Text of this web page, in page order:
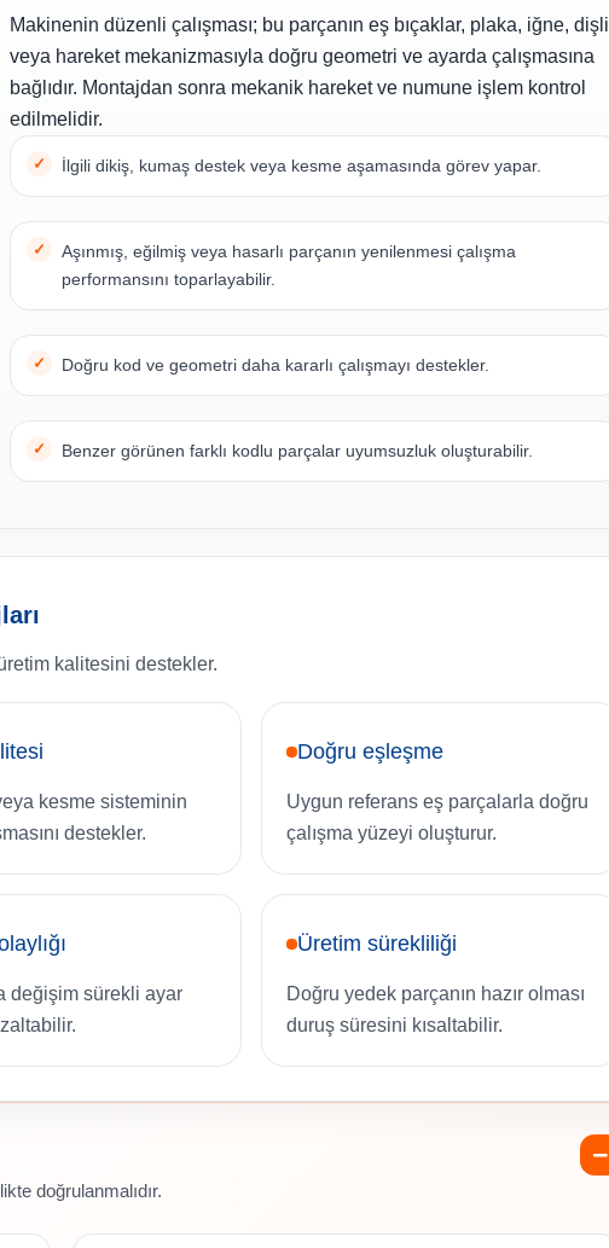
Makinenin düzenli çalışması; bu parçanın eş bıçaklar, plaka, iğne, dişli
veya hareket mekanizmasıyla doğru geometri ve ayarda çalışmasına
bağlıdır. Montajdan sonra mekanik hareket ve numune işlem kontrol
edilmelidir.
İlgili dikiş, kumaş destek veya kesme aşamasında görev yapar.
Aşınmış, eğilmiş veya hasarlı parçanın yenilenmesi çalışma
performansını toparlayabilir.
Doğru kod ve geometri daha kararlı çalışmayı destekler.
Benzer görünen farklı kodlu parçalar uyumsuzluk oluşturabilir.
kalitesini destekler.
kesme sisteminin
destekler.
Doğru eşleşme
Uygun referans eş parçalarla doğru
çalışma yüzeyi oluşturur.
değişim sürekli ayar
Üretim sürekliliği
Doğru yedek parçanın hazır olması
duruş süresini kısaltabilir.
doğrulanmalıdır.